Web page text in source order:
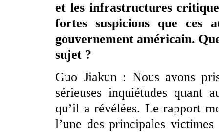
et les infrastructures
fortes suspicions que ces
gouvernement américain.
sujet ?
Guo Jiakun : Nous avons
sérieuses inquiétudes quant
qu’il a révélées. Le rapport
l’une des principales